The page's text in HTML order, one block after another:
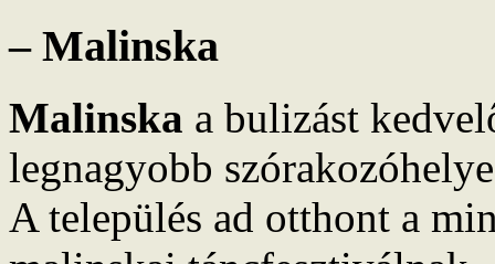
– Malinska
Malinska a bulizást
legnagyobb
A település ad otthont a